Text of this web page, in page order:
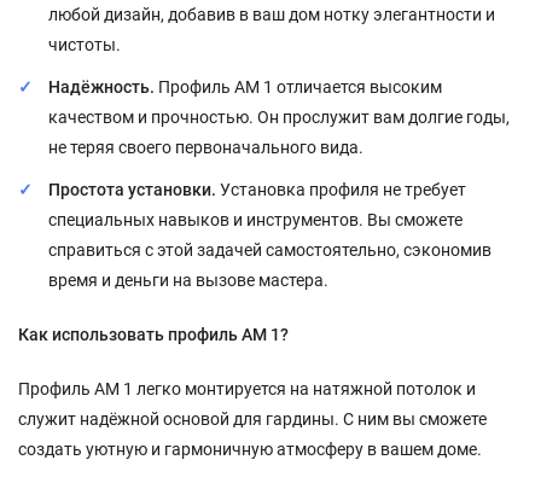
любой дизайн, добавив в ваш дом нотку элегантности и
чистоты.
Надёжность. Профиль АМ 1 отличается высоким
качеством и прочностью. Он прослужит вам долгие годы,
не теряя своего первоначального вида.
Простота установки. Установка профиля не требует
специальных навыков и инструментов. Вы сможете
справиться с этой задачей самостоятельно, сэкономив
время и деньги на вызове мастера.
Как использовать профиль АМ 1?
Профиль АМ 1 легко монтируется на натяжной потолок и
служит надёжной основой для гардины. С ним вы сможете
создать уютную и гармоничную атмосферу в вашем доме.